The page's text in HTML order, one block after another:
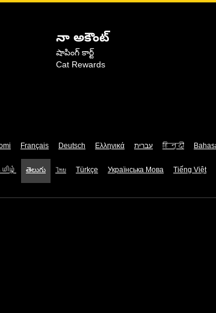
నా అకౌంట్
షాపింగ్ కార్ట్
Cat Rewards
Français Deutsch Ελληνικά עברית हिन्दी
తెలుగు ไทย Türkçe Українська Мова Tiếng Việt